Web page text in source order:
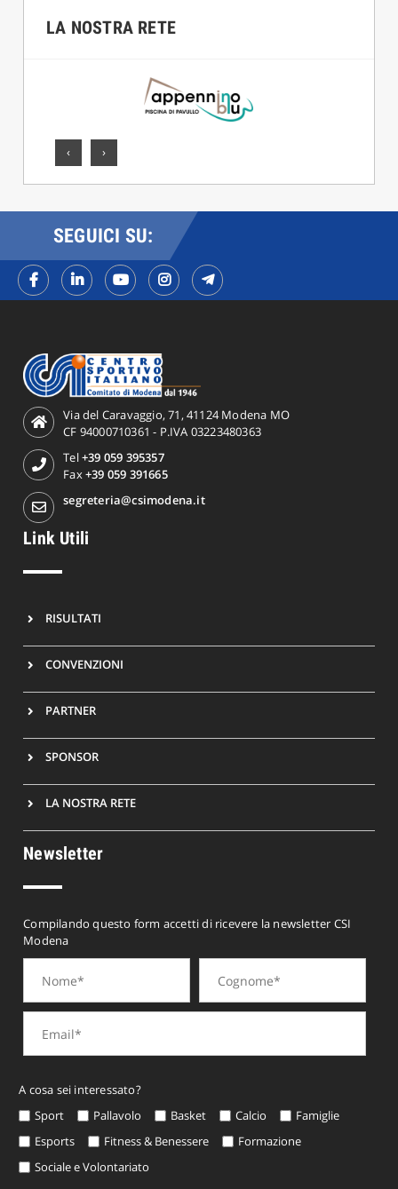
LA NOSTRA RETE
‹ ›
SEGUICI SU:
Via del Caravaggio, 71, 41124 Modena MO
CF 94000710361 - P.IVA 03223480363
Tel+39 059 395357
Fax+39 059 391665
segreteria@csimodena.it
Link Utili
RISULTATI
CONVENZIONI
PARTNER
SPONSOR
LA NOSTRA RETE
Newsletter
Compilando questo form accetti di ricevere la newsletter CSI
Modena
A cosa sei interessato?
Sport
Pallavolo Basket Calcio
Famiglie
Esports
Fitness & Benessere
Formazione
Sociale e Volontariato